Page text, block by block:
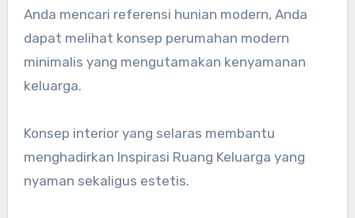
Anda mencari referensi hunian modern, Anda
dapat melihat konsep perumahan modern
minimalis yang mengutamakan kenyamanan
keluarga.
Konsep interior yang selaras membantu
menghadirkan Inspirasi Ruang Keluarga yang
nyaman sekaligus estetis.